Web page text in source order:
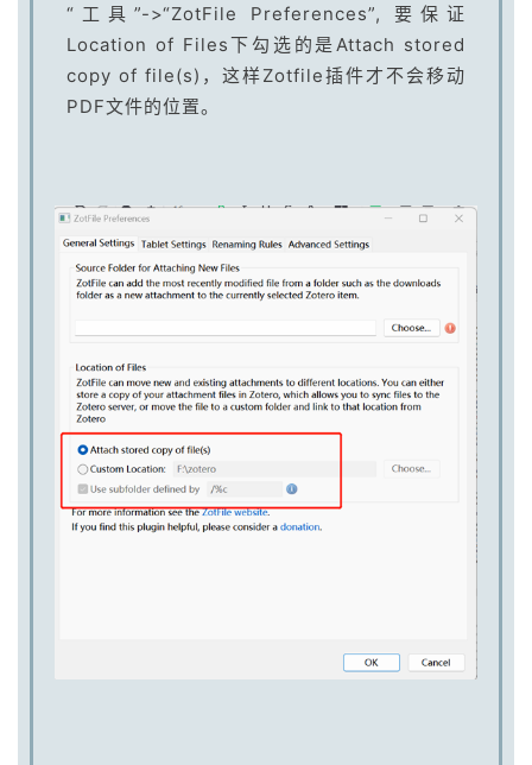
“工具”->“ZotFile Preferences”, 要保证
Location of Files下勾选的是Attach stored
copy of file(s)，这样Zotfile插件才不会移动
PDF文件的位置。